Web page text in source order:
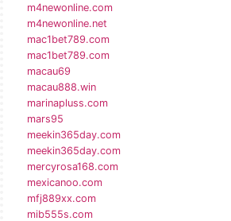
m4newonline.com
m4newonline.net
mac1bet789.com
mac1bet789.com
macau69
macau888.win
marinapluss.com
mars95
meekin365day.com
meekin365day.com
mercyrosa168.com
mexicanoo.com
mfj889xx.com
mib555s.com